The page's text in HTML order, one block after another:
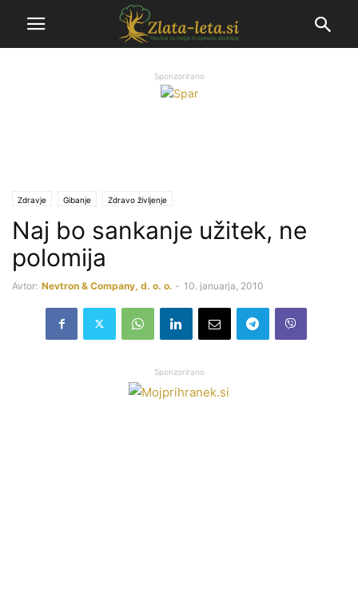
Sponzorirano
Zdravje Gibanje Zdravo življenje
Naj bo sankanje užitek, ne
polomija
Avtor: Nevtron & Company, d. o. o. - 10. januarja, 2010
Sponzorirano